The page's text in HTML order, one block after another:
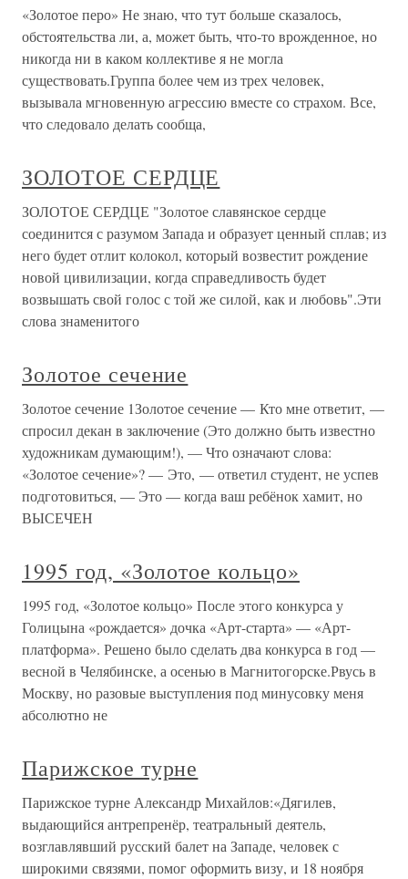
«Золотое перо» Не знаю, что тут больше сказалось,
обстоятельства ли, а, может быть, что-то врожденное, но
никогда ни в каком коллективе я не могла
существовать.Группа более чем из трех человек,
вызывала мгновенную агрессию вместе со страхом. Все,
что следовало делать сообща,
ЗОЛОТОЕ СЕРДЦЕ
ЗОЛОТОЕ СЕРДЦЕ "Золотое славянское сердце
соединится с разумом Запада и образует ценный сплав; из
него будет отлит колокол, который возвестит рождение
новой цивилизации, когда справедливость будет
возвышать свой голос с той же силой, как и любовь".Эти
слова знаменитого
Золотое сечение
Золотое сечение 1Золотое сечение — Кто мне ответит, —
спросил декан в заключение (Это должно быть известно
художникам думающим!), — Что означают слова:
«Золотое сечение»? — Это, — ответил студент, не успев
подготовиться, — Это — когда ваш ребёнок хамит, но
ВЫСЕЧЕН
1995 год, «Золотое кольцо»
1995 год, «Золотое кольцо» После этого конкурса у
Голицына «рождается» дочка «Арт-старта» — «Арт-
платформа». Решено было сделать два конкурса в год —
весной в Челябинске, а осенью в Магнитогорске.Рвусь в
Москву, но разовые выступления под минусовку меня
абсолютно не
Парижское турне
Парижское турне Александр Михайлов:«Дягилев,
выдающийся антрепренёр, театральный деятель,
возглавлявший русский балет на Западе, человек с
широкими связями, помог оформить визу, и 18 ноября